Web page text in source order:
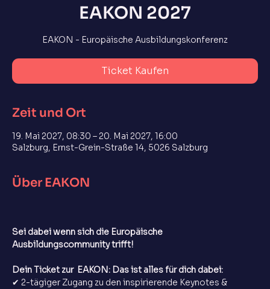
EAKON 2027
EAKON - Europäische Ausbildungskonferenz
Ticket Kaufen
Zeit und Ort
19. Mai 2027, 08:30 – 20. Mai 2027, 16:00
Salzburg, Ernst-Grein-Straße 14, 5026 Salzburg
Über EAKON
Sei dabei wenn sich die Europäische
Ausbildungscommunity trifft!
Dein Ticket zur  EAKON: Das ist alles für dich dabei:
✔ 2-tägiger Zugang zu den inspirierende Keynotes &